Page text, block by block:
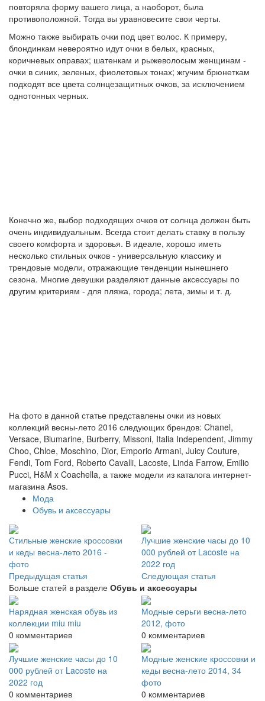
повторяла форму вашего лица, а наоборот, была
противоположной. Тогда вы уравновесите свои черты.
Можно также выбирать очки под цвет волос. К примеру,
блондинкам невероятно идут очки в белых, красных,
коричневых оправах; шатенкам и рыжеволосым женщинам -
очки в синих, зеленых, фиолетовых тонах; жгучим брюнеткам
подходят все цвета солнцезащитных очков, за исключением
однотонных черных.
Конечно же, выбор подходящих очков от солнца должен быть
очень индивидуальным. Всегда стоит делать ставку в пользу
своего комфорта и здоровья. В идеале, хорошо иметь
несколько стильных очков - универсальную классику и
трендовые модели, отражающие тенденции нынешнего
сезона. Многие девушки разделяют данные аксессуары по
другим критериям - для пляжа, города; лета, зимы и т. д.
На фото в данной статье представлены очки из новых
коллекций весны-лето 2016 следующих брендов: Chanel,
Versace, Blumarine, Burberry, Missoni, Italia Independent, Jimmy
Choo, Chloe, Moschino, Dior, Emporio Armani, Juicy Couture,
Fendi, Tom Ford, Roberto Cavalli, Lacoste, Linda Farrow, Emilio
Pucci, H&M x Coachella, а также модели из каталога интернет-
магазина Asos.
Мода
Обувь и аксессуары
Стильные женские кроссовки
и кеды весна-лето 2016 -
фото
Предыдущая статья
Лучшие женские часы до 10
000 рублей от Lacoste на
2022 год
Следующая статья
Больше статей в разделе Обувь и аксессуары
Нарядная женская обувь из
коллекции miu miu
0 комментариев
Модные серьги весна-лето
2012, фото
0 комментариев
Лучшие женские часы до 10
000 рублей от Lacoste на
2022 год
0 комментариев
Модные женские кроссовки и
кеды весна-лето 2014, 34
фото
0 комментариев